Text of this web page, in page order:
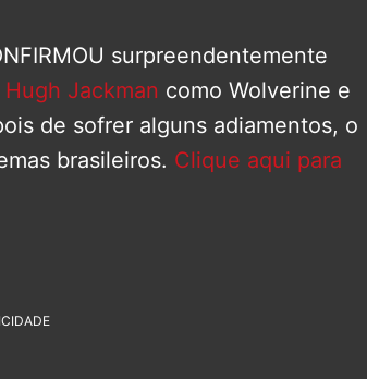
surpreendentemente
Hugh Jackman como Wolverine e
de sofrer alguns adiamentos, o
brasileiros. Clique aqui para